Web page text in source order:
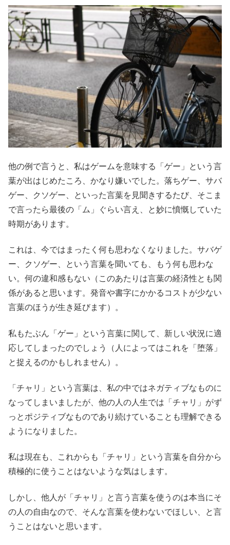
他の例で言うと、私はゲームを意味する「ゲー」という言
葉が出はじめたころ、かなり嫌いでした。落ちゲー、サバ
ゲー、クソゲー、といった言葉を見聞きするたび、そこま
で言ったら最後の「ム」ぐらい言え、と妙に憤慨していた
時期があります。
これは、今ではまったく何も思わなくなりました。サバゲ
ー、クソゲー、という言葉を聞いても、もう何も思わな
い。何の違和感もない（このあたりは言葉の経済性とも関
係があると思います。発音や書字にかかるコストが少ない
言葉のほうが生き延びます）。
私もたぶん「ゲー」という言葉に関して、新しい状況に適
応してしまったのでしょう（人によってはこれを「堕落」
と捉えるのかもしれません）。
「チャリ」という言葉は、私の中ではネガティブなものに
なってしまいましたが、他の人の人生では「チャリ」がず
っとポジティブなものであり続けていることも理解できる
ようになりました。
私は現在も、これからも「チャリ」という言葉を自分から
積極的に使うことはないような気はします。
しかし、他人が「チャリ」と言う言葉を使うのは本当にそ
の人の自由なので、そんな言葉を使わないでほしい、と言
うことはないと思います。